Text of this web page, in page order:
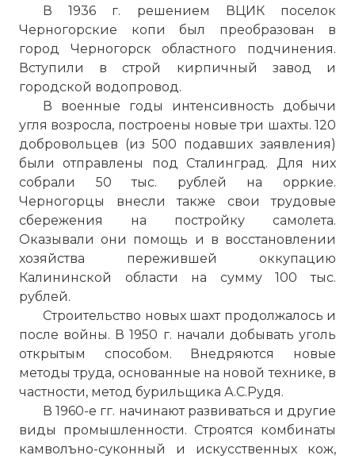
В 1936 г. решением ВЦИК поселок
Черногорские копи был преобразован в
город Черногорск областного подчинения.
Вступили в строй кирпичный завод и
городской водопровод.
В военные годы интенсивность добычи
угля возросла, построены новые три шахты. 120
добровольцев (из 500 подавших заявления)
были отправлены под Сталинград. Для них
собрали 50 тыс. рублей на орркие.
Черногорцы внесли также свои трудовые
сбережения на постройку самолета.
Оказывали они помощь и в восстановлении
хозяйства пережившей оккупацию
Калининской области на сумму 100 тыс.
рублей.
Строительство новых шахтпродолжалось и
после войны. В 1950 г. начали добывать уголь
открытым способом. Внедряются новые
методы труда, основанные на новой технике, в
частности, метод бурильщика А.С.Рудя.
В 1960-е гг. начинают развиваться и другие
виды промышленности. Строятся комбинаты
камволъно-суконный и искусственных кож,